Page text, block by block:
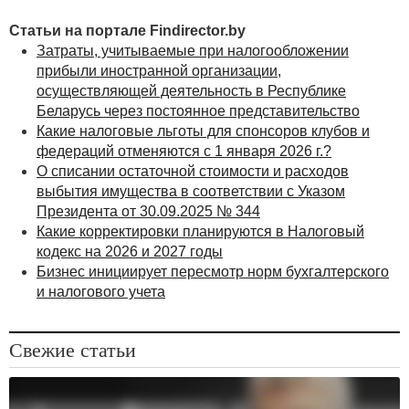
целей управления, в том числе для целей
прогнозирования. Такого рода доходы часто
являются единовременными и искажают истинное
положение дел, если рассматривать развитие
предприятия в динамике за ряд лет.
Корректировка доходов и расходов позволит
получить финансовый результат (как фактический за
отчетный период, так и плановый на несколько лет
вперед) на основании данных управленческого
учета и предопределить все дальнейшие шаги по
сокращению затрат. При этом особое внимание
следует обратить на величину займов и кредитов,
а также предполагаемых (плановых) затрат по их
обслуживанию.
вследствие значительного превышения
операционных и внереализационных расходов над
соответствующими доходами. Рост этих убытков
может стать причиной разработки дополнительных
Статьи на портале Findirector.by
Затраты, учитываемые при налогообложении
прибыли иностранной организации,
осуществляющей деятельность в Республике
Беларусь через постоянное представительство
Какие налоговые льготы для спонсоров клубов и
федераций отменяются с 1 января 2026 г.?
О списании остаточной стоимости и расходов
выбытия имущества в соответствии с Указом
Президента от 30.09.2025 № 344
Какие корректировки планируются в Налоговый
кодекс на 2026 и 2027 годы
Бизнес инициирует пересмотр норм бухгалтерского
и налогового учета
Свежие статьи